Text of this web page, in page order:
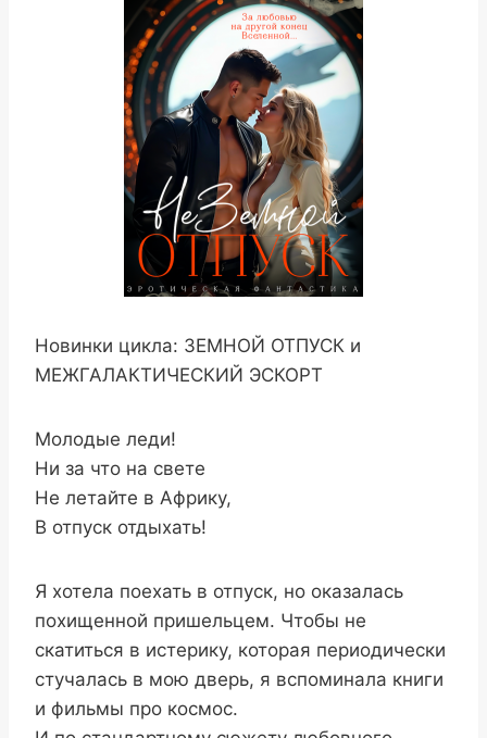
Новинки цикла: ЗЕМНОЙ ОТПУСК и
МЕЖГАЛАКТИЧЕСКИЙ ЭСКОРТ
Молодые леди!
Ни за что на свете
Не летайте в Африку,
В отпуск отдыхать!
Я хотела поехать в отпуск, но оказалась
похищенной пришельцем. Чтобы не
скатиться в истерику, которая периодически
стучалась в мою дверь, я вспоминала книги
и фильмы про космос.